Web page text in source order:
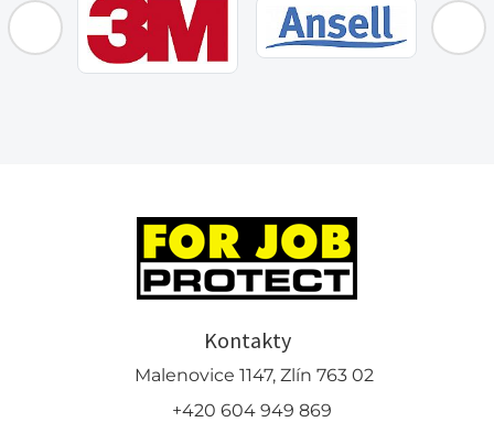
Kontakty
Malenovice 1147, Zlín 763 02
+420 604 949 869